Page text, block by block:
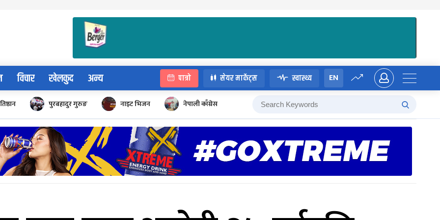
विचार खेलकुद अन्य पात्रो सेयर मार्केट्स स्वास्थ्य EN
पुरबहादुर गुरुङ नाइट भिजन नेपाली काँग्रेस